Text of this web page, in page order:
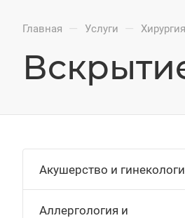
Главная — Услуги — Хирургия
Акушерство и
Аллергология и